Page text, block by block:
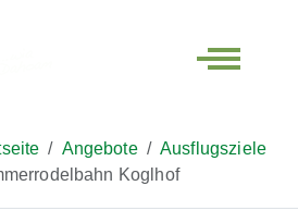
Off-
Angebote
Ausflugsziele
Koglhof